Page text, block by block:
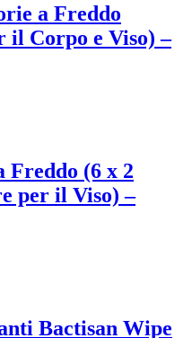
a Freddo
il Corpo e Viso) –
Freddo (6 x 2
per il Viso) –
Bactisan Wipe